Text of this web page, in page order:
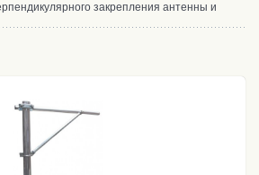
закрепления антенны и